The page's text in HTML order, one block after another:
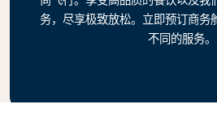
务，尽享极致放松。立即预订商务
不同的服务。